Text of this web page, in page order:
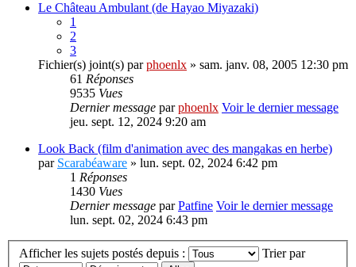
Le Château Ambulant (de Hayao Miyazaki)
1
2
3
Fichier(s) joint(s) parphoenlx » sam. janv. 08, 2005 12:30 pm
61 Réponses
9535 Vues
Dernier message parphoenlx Voir le dernier message
jeu. sept. 12, 2024 9:20 am
Look Back (film d'animation avec des mangakas en herbe)
par Scarabéaware » lun. sept. 02, 2024 6:42 pm
1 Réponses
1430 Vues
Dernier message parPatfine Voir le dernier message
lun. sept. 02, 2024 6:43 pm
Afficher les sujets postés depuis : Trier par